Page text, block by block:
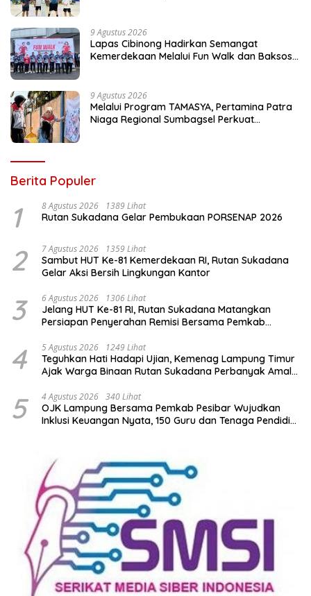
9 Agustus 2026
Lapas Cibinong Hadirkan Semangat
Kemerdekaan Melalui Fun Walk dan Baksos
9 Agustus 2026
Melalui Program TAMASYA, Pertamina Patra
Niaga Regional Sumbagsel Perkuat
Berita Populer
1 8 Agustus 2026 1389 Lihat
Rutan Sukadana Gelar Pembukaan PORSENAP 2026
2 7 Agustus 2026 1359 Lihat
Sambut HUT Ke-81 Kemerdekaan RI, Rutan Sukadana
Gelar Aksi Bersih Lingkungan Kantor
3 6 Agustus 2026 1306 Lihat
Jelang HUT Ke-81 RI, Rutan Sukadana Matangkan
Persiapan Penyerahan Remisi Bersama Pemkab
4 5 Agustus 2026 1249 Lihat
Teguhkan Hati Hadapi Ujian, Kemenag Lampung Timur
Ajak Warga Binaan Rutan Sukadana Perbanyak Amal
5 4 Agustus 2026 340 Lihat
OJK Lampung Bersama Pemkab Pesibar Wujudkan
Inklusi Keuangan Nyata, 150 Guru dan Tenaga Pendidik